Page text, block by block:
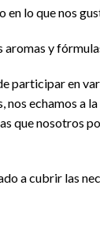
lo que nos
y
participar en
echamos a
que nosotros
a cubrir las